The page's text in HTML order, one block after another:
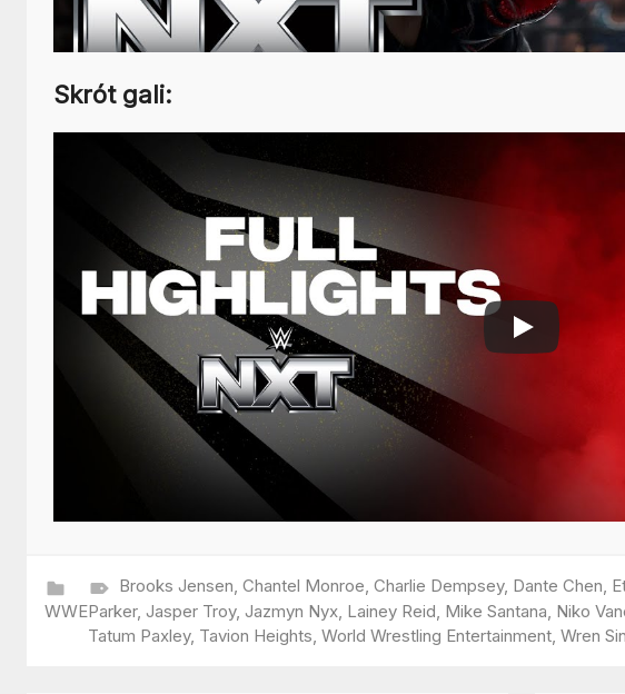
Skrót gali:
WWE
Brooks Jensen, Chantel Monroe, Charlie Dempsey, Dante Chen,
Parker, Jasper Troy, Jazmyn Nyx, Lainey Reid, Mike Santana, Niko
Tatum Paxley, Tavion Heights, World Wrestling Entertainment, Wren